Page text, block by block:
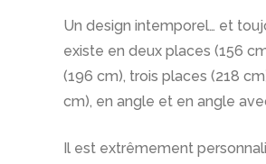
Un design intemporel… et
existe en deux places (156
(196 cm), trois places (218
cm), en angle et en angle
Il est extrêmement